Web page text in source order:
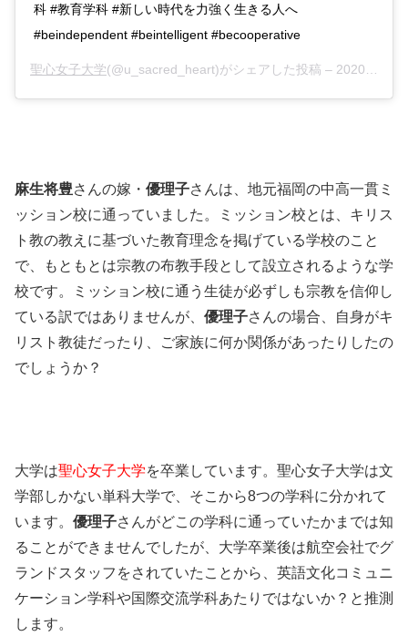
科 #教育学科 #新しい時代を力強く生きる人へ
#beindependent #beintelligent #becooperative
聖心女子大学(@u_sacred_heart)がシェアした投稿 – 2020年 4月月13日午前2時00分PDT
麻生将豊さんの嫁・ 優理子さんは、地元福岡の中高一貫ミ
ッション校に通っていました。ミッション校とは、キリス
ト教の教えに基づいた教育理念を掲げている学校のこと
で、もともとは宗教の布教手段として設立されるような学
校です。ミッション校に通う生徒が必ずしも宗教を信仰し
ている訳ではありませんが、 優理子さんの場合、自身がキ
リスト教徒だったり、ご家族に何か関係があったりしたの
でしょうか？
大学は聖心女子大学を卒業しています。聖心女子大学は文
学部しかない単科大学で、そこから8つの学科に分かれて
います。 優理子さんがどこの学科に通っていたかまでは知
ることができませんでしたが、大学卒業後は航空会社でグ
ランドスタッフをされていたことから、英語文化コミュニ
ケーション学科や国際交流学科あたりではないか？と推測
します。